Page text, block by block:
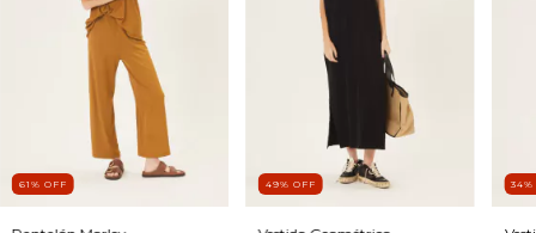
61 % OFF 49% OFF 34